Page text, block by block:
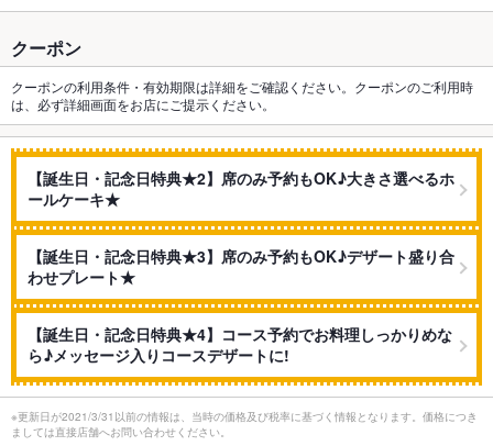
クーポン
クーポンの利用条件・有効期限は詳細をご確認ください。クーポンのご利用時
は、必ず詳細画面をお店にご提示ください。
【誕生日・記念日特典★2】席のみ予約もOK♪大きさ選べるホ
ールケーキ★
【誕生日・記念日特典★3】席のみ予約もOK♪デザート盛り合
わせプレート★
【誕生日・記念日特典★4】コース予約でお料理しっかりめな
ら♪メッセージ入りコースデザートに!
※更新日が2021/3/31以前の情報は、当時の価格及び税率に基づく情報となります。価格につき
ましては直接店舗へお問い合わせください。